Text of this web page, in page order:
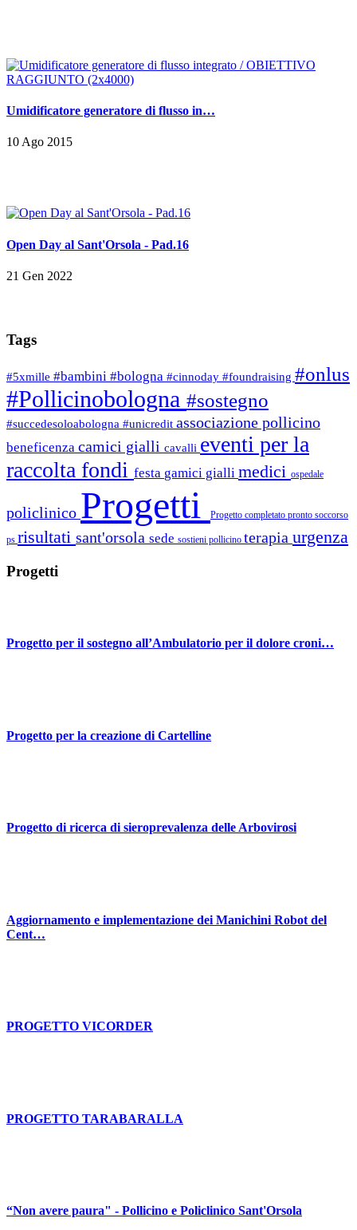
Umidificatore generatore di flusso in…
10 Ago 2015
Open Day al Sant'Orsola - Pad.16
21 Gen 2022
Tags
#5xmille #bambini #bologna #cinnoday #foundraising #onlus
#Pollicinobologna #sostegno
#succedesoloabologna #unicredit associazione pollicino
beneficenza camici gialli cavalli eventi per la
raccolta fondi festa gamici gialli medici ospedale
policlinico Progetti Progetto completato pronto soccorso
ps risultati sant'orsola sede sostieni pollicino terapia urgenza
Progetti
Progetto per il sostegno all’Ambulatorio per il dolore croni…
Progetto per la creazione di Cartelline
Progetto di ricerca di sieroprevalenza delle Arbovirosi
Aggiornamento e implementazione dei Manichini Robot del
Cent…
PROGETTO VICORDER
PROGETTO TARABARALLA
“Non avere paura" - Pollicino e Policlinico Sant'Orsola